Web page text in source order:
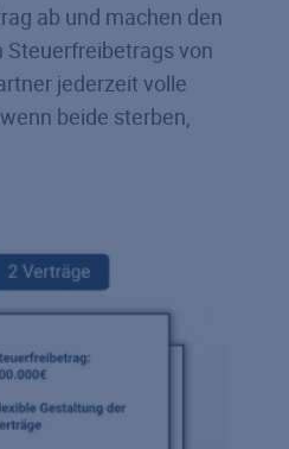
ab und machen den
Steuerfreibetrags von
jederzeit volle
beide sterben,